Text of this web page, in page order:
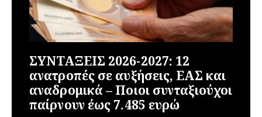
ΣΥΝΤΑΞΕΙΣ 2026-2027: 12
ανατροπές σε αυξήσεις, ΕΑΣ και
αναδρομικά – Ποιοι συνταξιούχοι
παίρνουν έως 7.485 ευρώ